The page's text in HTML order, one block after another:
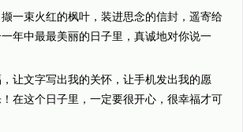
一束火红的枫叶，装进思念的信封，遥寄给
年中最最美丽的日子里，真诚地对你说一
让文字写出我的关怀，让手机发出我的愿
在这个日子里，一定要很开心，很幸福才可